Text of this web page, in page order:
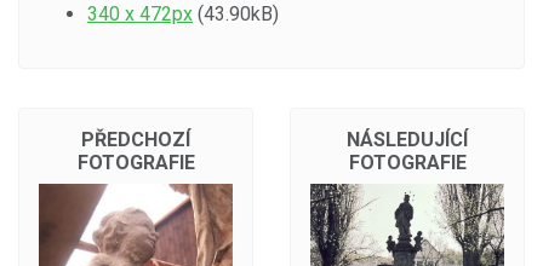
340 x 472px (43.90kB)
PŘEDCHOZÍ
FOTOGRAFIE
NÁSLEDUJÍCÍ
FOTOGRAFIE